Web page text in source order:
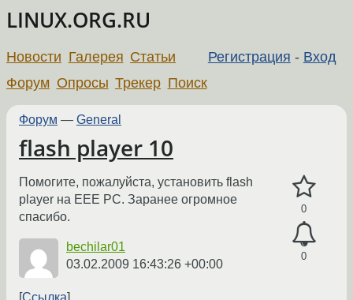
LINUX.ORG.RU
Регистрация - Вход
Новости Галерея Статьи
Форум Опросы Трекер Поиск
Форум — General
flash player 10
0
0
Помогите, пожалуйста, установить flash
player на EEE PC. Заранее огромное
спасибо.
bechilar01
03.02.2009 16:43:26 +00:00